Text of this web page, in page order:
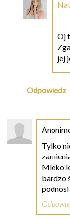
Oj
jej
Odpowiedz
Tylko
Mleko
bardzo
podnosi